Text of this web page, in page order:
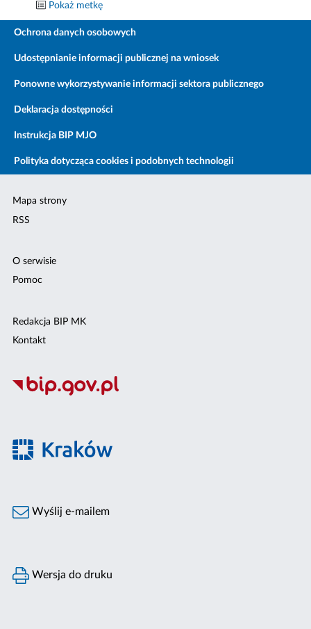
Pokaż metkę
Ochrona danych osobowych
Udostępnianie informacji publicznej na wniosek
Ponowne wykorzystywanie informacji sektora publicznego
Deklaracja dostępności
Instrukcja BIP MJO
Polityka dotycząca cookies i podobnych technologii
Mapa strony
RSS
O serwisie
Pomoc
Redakcja BIP MK
Kontakt
Wyślij e-mailem
Wersja do druku